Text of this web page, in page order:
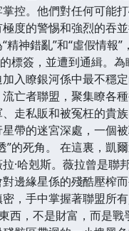
控。他們對任何可能
度的警惕和強烈的吞
精神錯亂”和“虛假情報”
標簽，並遭到通緝。
加入瞭銀河係中最不穩
流亡者聯盟，聚集瞭各
走私販和被冤枉的貴
帶的迷宮深處，一個
”的死角。 在這裏，凱
·哈剋斯。薇拉曾是聯
邊緣星係的殘酷壓榨
，手中掌握著聯盟所
西，不是財富，而是戰